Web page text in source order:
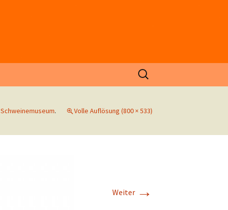
Suchen
nach:
Schweinemuseum. Volle Auflösung (800 × 533)
Weiter →